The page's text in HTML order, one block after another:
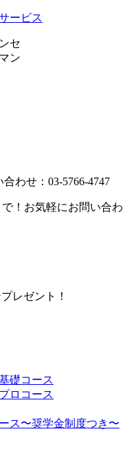
礎コース
ロコース
ス〜奨学金制度つき〜